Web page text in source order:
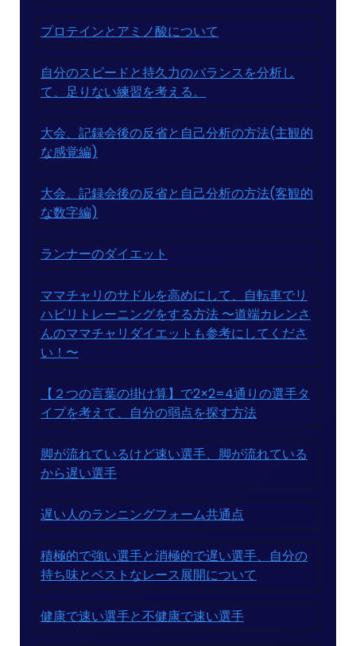
プロテインとアミノ酸について
自分のスピードと持久力のバランスを分析し
て、足りない練習を考える。
大会、記録会後の反省と自己分析の方法(主観的
な感覚編)
大会、記録会後の反省と自己分析の方法(客観的
な数字編)
ランナーのダイエット
ママチャリのサドルを高めにして、自転車でリ
ハビリトレーニングをする方法 〜道端カレンさ
んのママチャリダイエットも参考にしてくださ
い！〜
【２つの言葉の掛け算】で2×2=4通りの選手タ
イプを考えて、自分の弱点を探す方法
脚が流れているけど速い選手、脚が流れている
から遅い選手
遅い人のランニングフォーム共通点
積極的で強い選手と消極的で遅い選手、自分の
持ち味とベストなレース展開について
健康で速い選手と不健康で速い選手